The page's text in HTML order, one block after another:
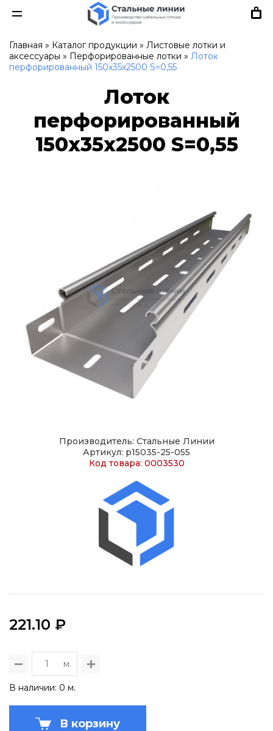
Главная » Каталог продукции » Листовые лотки и
аксессуары » Перфорированные лотки » Лоток
перфорированный 150х35х2500 S=0,55
Лоток
перфорированный
150х35х2500 S=0,55
Производитель: Стальные Линии
Артикул: p15035-25-055
Код товара: 0003530
221.10 ₽
м.
В наличии: 0 м.
В корзину